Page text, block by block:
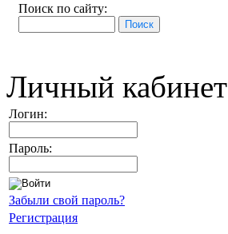
Поиск по сайту:
Личный кабинет
Логин:
Пароль:
Забыли свой пароль?
Регистрация